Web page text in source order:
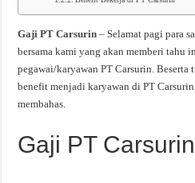
Gaji PT Carsurin – Selamat pagi para
bersama kami yang akan memberi tahu
pegawai/karyawan PT Carsurin.
benefit menjadi karyawan di PT
membahas.
Gaji PT Carsurin